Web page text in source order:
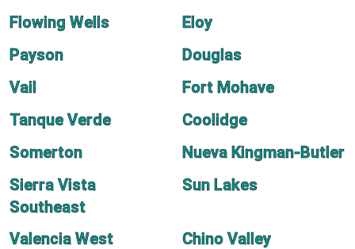
Flowing Wells
Eloy
Payson
Douglas
Vail
Fort Mohave
Tanque Verde
Coolidge
Somerton
Nueva Kingman-Butler
Sierra Vista
Southeast
Sun Lakes
Valencia West
Chino Valley